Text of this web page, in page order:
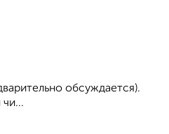
обсуждается).